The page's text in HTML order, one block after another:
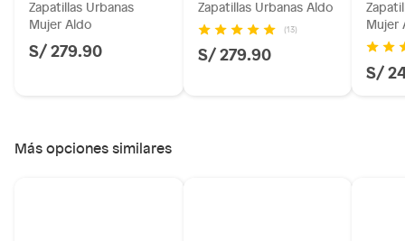
Zapatillas Urbanas
Mujer Aldo
S/ 279.90
Zapatillas Urbanas Aldo
(13)
S/ 279.90
Mujer
S/
Más opciones similares